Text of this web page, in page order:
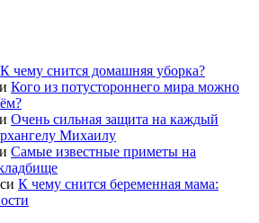
К чему снится домашняя уборка?
Кого из потустороннего мира можно
Очень сильная защита на каждый
Михаилу
Самые известные приметы на
К чему снится беременная мама: